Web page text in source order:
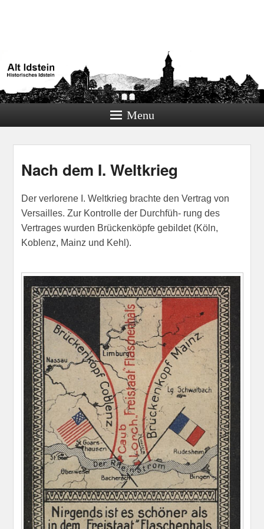
Historisches Idstein
Menu
Nach dem I. Weltkrieg
Der verlorene I. Weltkrieg brachte den Vertrag von
Versailles. Zur Kontrolle der Durchfüh- rung des
Vertrages wurden Brückenköpfe gebildet (Köln,
Koblenz, Mainz und Kehl).